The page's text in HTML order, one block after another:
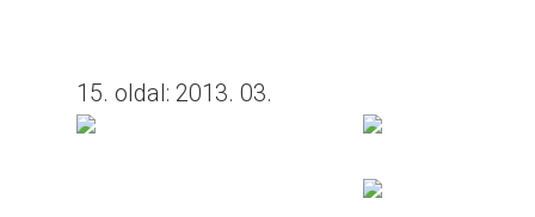
15. oldal: 2013. 03.